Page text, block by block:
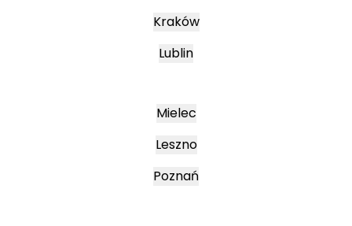
Kraków
Lublin
Mielec
Leszno
Poznań